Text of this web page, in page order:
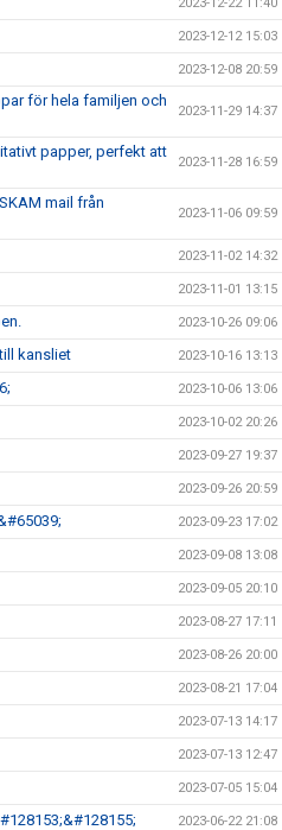
2023-12-12 15:03
2023-12-08 20:59
för hela familjen och
2023-11-29 14:37
papper, perfekt att
2023-11-28 16:59
mail från
2023-11-06 09:59
2023-11-02 14:32
2023-11-01 13:15
2023-10-26 09:06
kansliet 2023-10-16 13:13
2023-10-06 13:06
2023-10-02 20:26
2023-09-27 19:37
2023-09-26 20:59
2023-09-23 17:02
2023-09-08 13:08
2023-09-05 20:10
2023-08-27 17:11
2023-08-26 20:00
2023-08-21 17:04
2023-07-13 14:17
2023-07-13 12:47
2023-07-05 15:04
2023-06-22 21:08